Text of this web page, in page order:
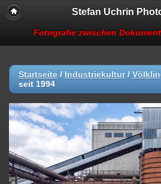
Stefan Uchrin
Fotografie zwischen
Startseite / Industriekultur/
seit 1994